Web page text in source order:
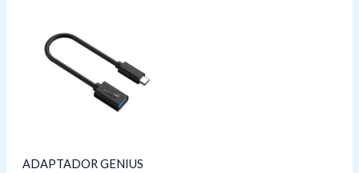
ADAPTADOR GENIUS